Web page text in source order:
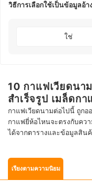
วิธีการเลือกใช้เป็นข้อมูลอ้า
ใช่
10 กาแฟเวียดนา
สำเร็จรูป เมล็ดกา
กาแฟเวียดนามต่อไปนี้ ถูกอ
กาแฟยี่ห้อไหนจะตรงกับคว
ได้จากตารางและข้อมูลสิน
เรียงตามความนิยม